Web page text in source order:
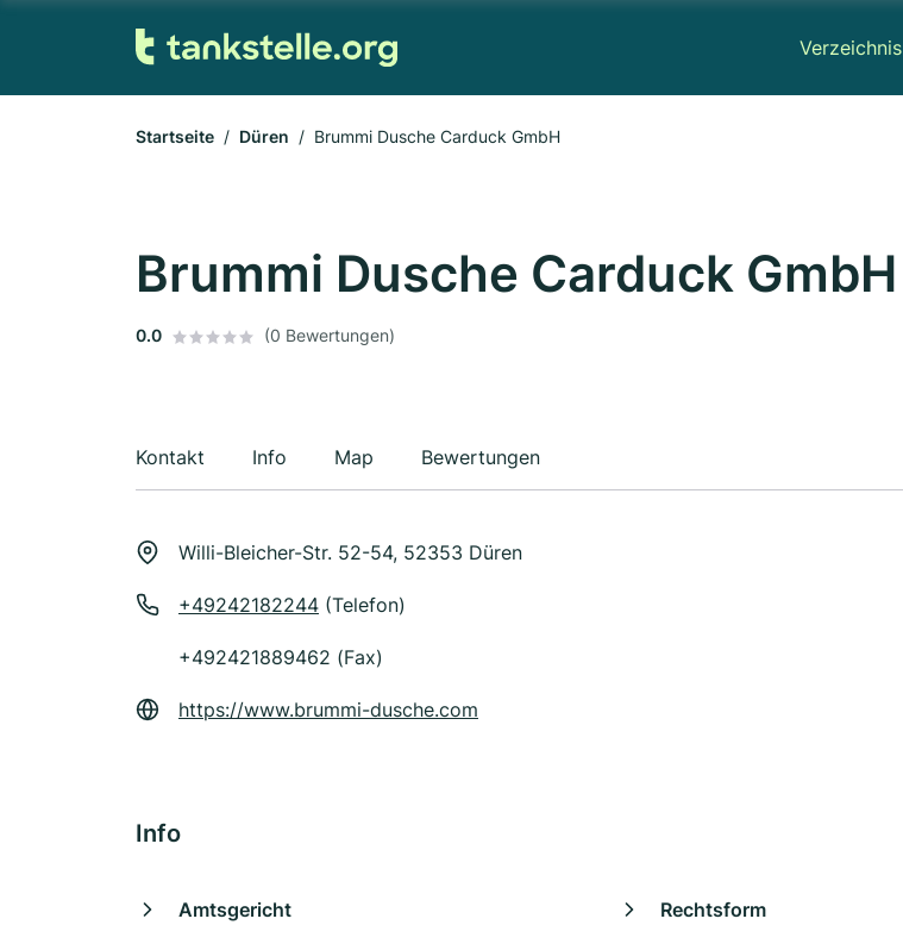
Verzeichnis
Startseite Düren Brummi Dusche Carduck GmbH
Brummi Dusche Carduck GmbH
0.0 (0 Bewertungen)
Kontakt Info Map Bewertungen
Willi-Bleicher-Str. 52-54, 52353 Düren
+49242182244 (Telefon)
+492421889462 (Fax)
https://www.brummi-dusche.com
Info
Amtsgericht
Rechtsform